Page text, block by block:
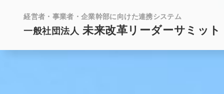
経営者・事業者・企業幹部に向けた連携システム
一般社団法人 未来改革リーダーサミット